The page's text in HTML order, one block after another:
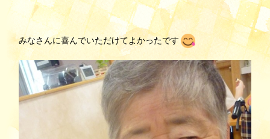
みなさんに喜んでいただけてよかったです